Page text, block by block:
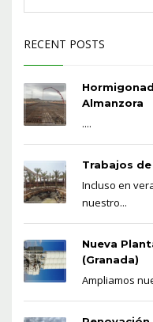
RECENT POSTS
Almanzora
....
Trabajos
Incluso en
nuestro...
Nueva
(Granada)
Ampliamos